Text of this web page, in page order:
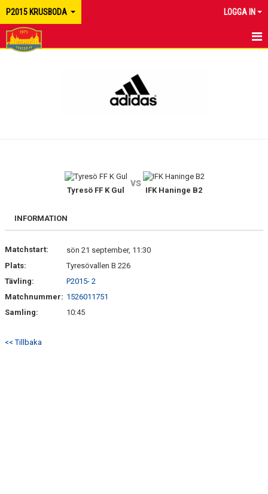
P2015 KRUSBODA LOGGA IN
DOKUMENT
Tyresö FF K Gul
vs
IFK Haninge B2
INFORMATION
Matchstart:
sön 21 september, 11:30
Plats:
Tyresövallen B 226
Tävling:
P2015- 2
Matchnummer: 1526011751
Samling:
10:45
<< Tillbaka